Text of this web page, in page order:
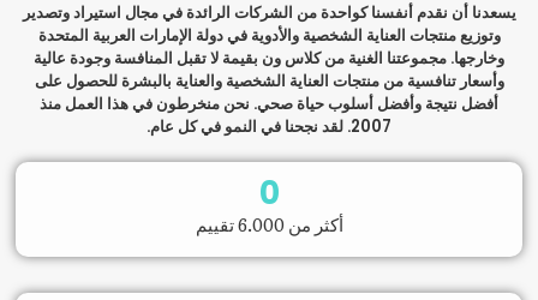
يسعدنا أن نقدم أنفسنا كواحدة من الشركات الرائدة في مجال استيراد وتصدير
وتوزيع منتجات العناية الشخصية والأدوية في دولة الإمارات العربية المتحدة
وخارجها. مجموعتنا الغنية من كلاس ون بقيمة لا تقبل المنافسة وجودة عالية
وأسعار تنافسية من منتجات العناية الشخصية والعناية بالبشرة للحصول على
أفضل نتيجة وأفضل أسلوب حياة صحي. نحن منخرطون في هذا العمل منذ
2007. لقد نجحنا في النمو في كل عام.
0
أكثر من 6.000 تقييم